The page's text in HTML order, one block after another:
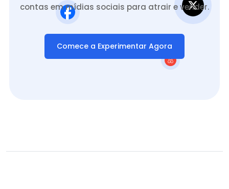
contas em mídias sociais para atrair e vender.
Comece a Experimentar Agora